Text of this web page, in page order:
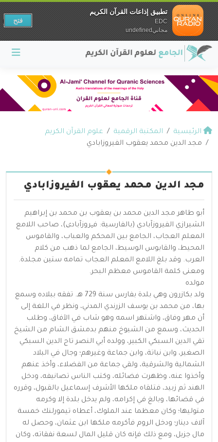
الرئيسية المكتبة الرقمية
علوم القرآن الكريم
مجد الدين محمد يعقوب الفيروزابادي
مجد الدين محمد يعقوب الفيروزابادي
أبو طاهر مجد الدين محمد بن يعقوب بن محمد بن إبراهيم
الشيرازي الفيروزآبادي (بالفارسية: فیروزآبادی)، صاحب اللامع
المعلم العجاب، الجامع بين المحكم والعباب، والقاموس
المحيط، والقابوس الوسيط، الجامع لما ذهب من كلام
العرب. وقد بلغ اللامع المعلم العجاب تمامه ستين مجلدة.
ومعنى كلمة القاموس معظم البحر.
مولده
ولد بكازرون وهي بلدة بفارس سنة 729 هـ. تفقه ببلاده وسمع
بها، من محمد بن يوسف الزرندي المدني، ونظر في اللغة إلى
أن مهر وفاق، واشتهر اسمه وهو شاب في الآفاق، وطلب
الحديث، وسمع من الشيوخ منهم بدمشق الشام من الشيخ
تقي الدين السبكي الكبير، وولده أبي النصر تاج الدين السبكي
الصغير، وابن نباتة، وابن جماعة وغيرهم؛ وجال في البلاد
الشمالية والشرقية، ولقي جماعة من الفضلاء، وأخذ عنهم
وأخذوا عنه، وظهرت فضائله، وكتب الناس تصانيفه، ودخل
الهند ثم زبيد، فتلقاه ملكها الأشرف إسماعيل بالقبول، وقرره
في قضائها، وبالغ في إكرامه، ولم يدخل بلدة إلا وكرمه
متوليها؛ وكان معظما عند الملوك، أعطاه تيمورلنك خمسة
آلاف دينار؛ ودخل الروم فأكرمه ملكها ابن عثمان، وحصل له
مال جزيل، ومع ذلك فإنه كان قليل المال لسعة نفقاته، وكان
تطبيق إذاعات القرآن الكريم
EDC
مجانيundefined
فتح